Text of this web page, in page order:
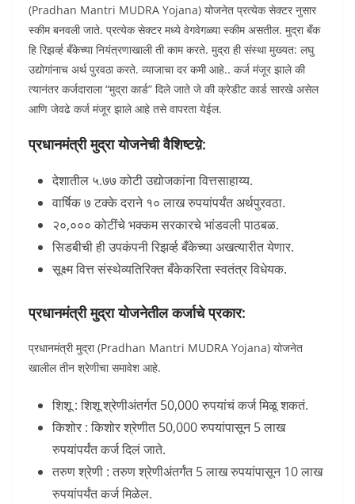
(Pradhan Mantri MUDRA Yojana) योजनेत प्रत्येक सेक्टर नुसार
स्कीम बनवली जाते. प्रत्येक सेक्टर मध्ये वेगवेगळ्या स्कीम असतील. मुद्रा बँक
हि रिझव्‍‌र्ह बँकेच्या नियंत्रणाखाली ती काम करते. मुद्रा ही संस्था मुख्यत: लघु
उद्योगांनाच अर्थ पुरवठा करते. व्याजाचा दर कमी आहे.. कर्ज मंजूर झाले की
त्यानंतर कर्जदाराला “मुद्रा कार्ड” दिले जाते जे की क्रेडीट कार्ड सारखे असेल
आणि जेवढे कर्ज मंजूर झाले आहे तसे वापरता येईल.
प्रधानमंत्री मुद्रा योजनेची वैशिष्टय़े:
देशातील ५.७७ कोटी उद्योजकांना वित्तसाहाय्य.
वार्षिक ७ टक्के दराने १० लाख रुपयांपर्यंत अर्थपुरवठा.
२०,००० कोटींचे भक्कम सरकारचे भांडवली पाठबळ.
सिडबीची ही उपकंपनी रिझव्‍‌र्ह बँकेच्या अखत्यारीत येणार.
सूक्ष्म वित्त संस्थेव्यतिरिक्त बँकेकरिता स्वतंत्र विधेयक.
प्रधानमंत्री मुद्रा योजनेतील कर्जाचे प्रकार:
प्रधानमंत्री मुद्रा (Pradhan Mantri MUDRA Yojana) योजनेत
खालील तीन श्रेणीचा समावेश आहे.
शिशू : शिशू श्रेणीअंतर्गत 50,000 रुपयांचं कर्ज मिळू शकतं.
किशोर : किशोर श्रेणीत 50,000 रुपयांपासून 5 लाख
रुपयांपर्यंत कर्ज दिलं जाते.
तरुण श्रेणी : तरुण श्रेणीअंतर्गंत 5 लाख रुपयांपासून 10 लाख
रुपयांपर्यंत कर्ज मिळेल.